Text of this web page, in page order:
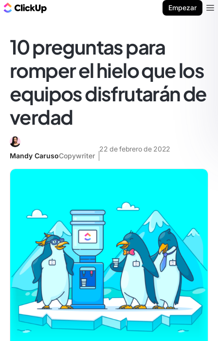
Empezar
10 preguntas para
romper el hielo que los
equipos disfrutarán de
verdad
Mandy CarusoCopywriter
22 de febrero de 2022